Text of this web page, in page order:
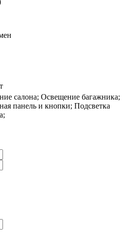
салона; Освещение багажника;
панель и кнопки; Подсветка